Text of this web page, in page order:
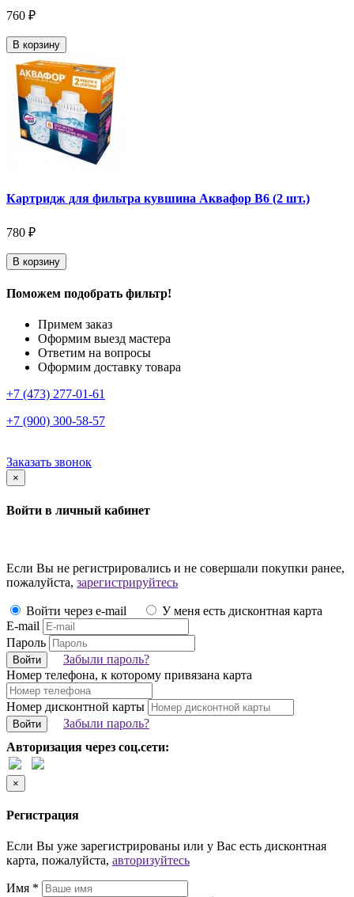
760 ₽
В корзину
Картридж для фильтра кувшина Аквафор В6 (2 шт.)
780 ₽
В корзину
Поможем подобрать фильтр!
Примем заказ
Оформим выезд мастера
Ответим на вопросы
Оформим доставку товара
+7 (473) 277-01-61
+7 (900) 300-58-57
Заказать звонок
×
Войти в личный кабинет
Если Вы не регистрировались и не совершали покупки ранее,
пожалуйста, зарегистрируйтесь
Войти через e-mail
У меня есть дисконтная карта
E-mail
Пароль
Войти
Забыли пароль?
Номер телефона, к которому привязана карта
Номер дисконтной карты
Войти
Забыли пароль?
Авторизация через соц.сети:
×
Регистрация
Если Вы уже зарегистрированы или у Вас есть дисконтная
карта, пожалуйста, авторизуйтесь
Имя *